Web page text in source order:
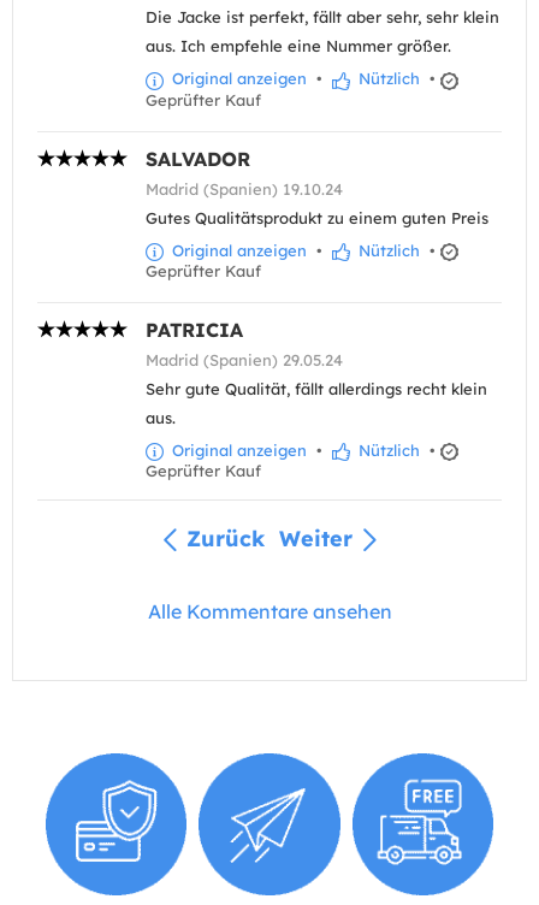
Die Jacke ist perfekt, fällt aber sehr, sehr klein
aus. Ich empfehle eine Nummer größer.
Original anzeigen • Nützlich •
Geprüfter Kauf
SALVADOR
Madrid (Spanien) 19.10.24
Gutes Qualitätsprodukt zu einem guten Preis
Original anzeigen • Nützlich •
Geprüfter Kauf
PATRICIA
Madrid (Spanien) 29.05.24
Sehr gute Qualität, fällt allerdings recht klein
aus.
Original anzeigen • Nützlich •
Geprüfter Kauf
Zurück Weiter
Alle Kommentare ansehen